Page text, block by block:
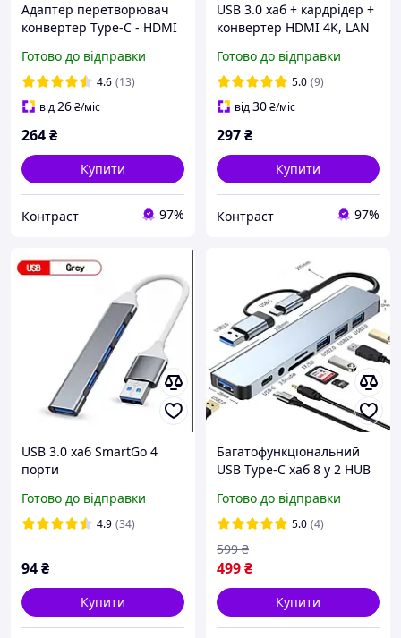
Адаптер перетворювач
конвертер Type-C - HDMI
SmartGo 6 в 1
Готово до відправки
4.6 (13)
від26₴/міс
264₴
Купити
Контраст 97%
USB 3.0 хаб + кардрідер +
конвертер HDMI 4K, LAN
Готово до відправки
5.0 (9)
від30₴/міс
297₴
Купити
Контраст 97%
USB 3.0 хаб SmartGo 4
порти
Готово до відправки
4.9 (34)
94₴
Купити
Багатофункціональний
USB Type-C хаб 8 у 2 HUB
Card Reader
Готово до відправки
5.0 (4)
499₴
599 ₴
Купити